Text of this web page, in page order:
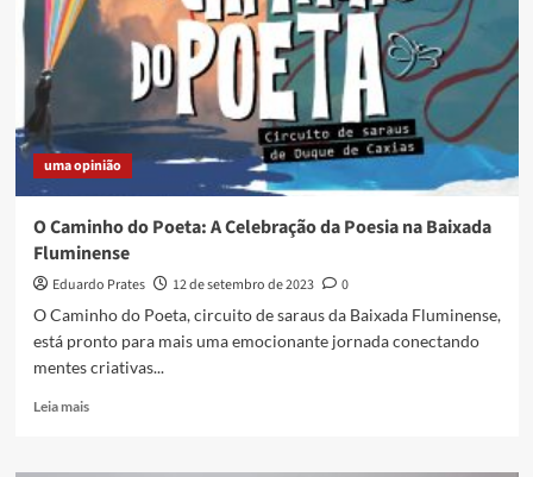
DEPOIMENTO
PESSOAL
uma opinião
O Caminho do Poeta: A Celebração da Poesia na Baixada
Fluminense
Eduardo Prates 12 de setembro de 2023
0
O Caminho do Poeta, circuito de saraus da Baixada Fluminense,
está pronto para mais uma emocionante jornada conectando
mentes criativas...
Leia maisRead
O